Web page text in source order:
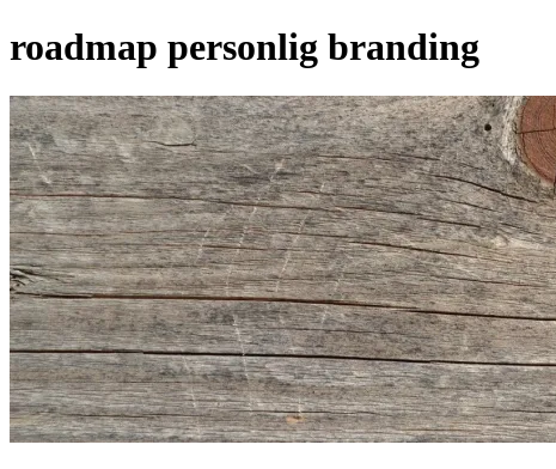
roadmap personlig branding